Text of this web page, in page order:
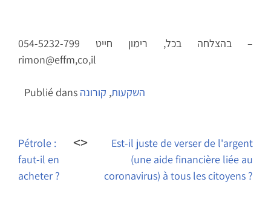
בהצלחה בכל, רימון חייט 054-5232-799 –
rimon@effm,co,il
Publié dans השקעות, קורונה
de
l’article
Pétrole :
faut-il en
acheter ?
Est-il juste de verser de l'argent
(une aide financière liée au
coronavirus) à tous les citoyens ?